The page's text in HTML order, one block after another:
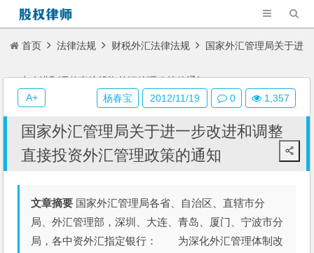
首页 法律法规 财税外汇法律法规 国家外汇管理局关于进
一步改进和调整直接投资外汇管理政策的通知
国家外汇管理局关于进一步改进和调整
直接投资外汇管理政策的通知
文章摘要 国家外汇管理局各省、自治区、直辖市分
局、外汇管理部，深圳、大连、青岛、厦门、宁波市分
局，各中资外汇指定银行： 为深化外汇管理体制改
杨春宝 2012/11/19 0 1,357
A+